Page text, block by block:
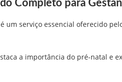
Completo para
um serviço essencial oferecido
a importância do pré-natal e